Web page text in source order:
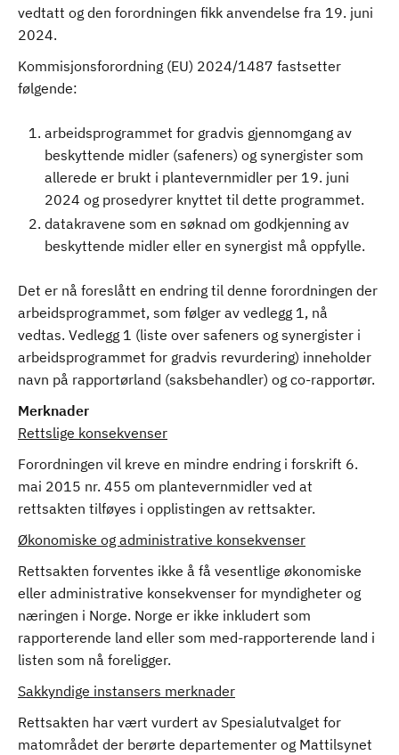
vedtatt og den forordningen fikk anvendelse fra 19. juni
2024.
Kommisjonsforordning (EU) 2024/1487 fastsetter
følgende:
arbeidsprogrammet for gradvis gjennomgang av
beskyttende midler (safeners) og synergister som
allerede er brukt i plantevernmidler per 19. juni
2024 og prosedyrer knyttet til dette programmet.
datakravene som en søknad om godkjenning av
beskyttende midler eller en synergist må oppfylle.
Det er nå foreslått en endring til denne forordningen der
arbeidsprogrammet, som følger av vedlegg 1, nå
vedtas. Vedlegg 1 (liste over safeners og synergister i
arbeidsprogrammet for gradvis revurdering) inneholder
navn på rapportørland (saksbehandler) og co-rapportør.
Merknader
Rettslige konsekvenser
Forordningen vil kreve en mindre endring i forskrift 6.
mai 2015 nr. 455 om plantevernmidler ved at
rettsakten tilføyes i opplistingen av rettsakter.
Økonomiske og administrative konsekvenser
Rettsakten forventes ikke å få vesentlige økonomiske
eller administrative konsekvenser for myndigheter og
næringen i Norge. Norge er ikke inkludert som
rapporterende land eller som med-rapporterende land i
listen som nå foreligger.
Sakkyndige instansers merknader
Rettsakten har vært vurdert av Spesialutvalget for
matområdet der berørte departementer og Mattilsynet